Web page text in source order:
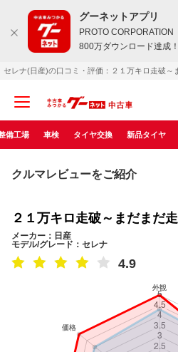
グーネットアプリ
PROTO CORPORATION
800万ダウンロード達成！
セレナ(日産)の口コミ・評価：２１万キロ走破～
備工場 車検 タイヤ交換 新品タイヤ
クルマレビューをご紹介
２１万キロ走破～まだまだ
メーカー：日産
モデル/グレード：セレナ
4.9